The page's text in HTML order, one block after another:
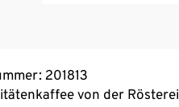
201813
von der